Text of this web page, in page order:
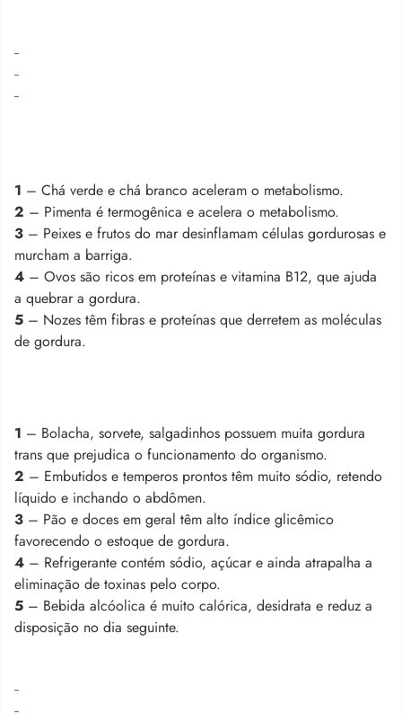
1 – Chá verde e chá branco aceleram o metabolismo.
2 – Pimenta é termogênica e acelera o metabolismo.
3 – Peixes e frutos do mar desinflamam células gordurosas e
murcham a barriga.
4 – Ovos são ricos em proteínas e vitamina B12, que ajuda
a quebrar a gordura.
5 – Nozes têm fibras e proteínas que derretem as moléculas
de gordura.
1 – Bolacha, sorvete, salgadinhos possuem muita gordura
trans que prejudica o funcionamento do organismo.
2 – Embutidos e temperos prontos têm muito sódio, retendo
líquido e inchando o abdômen.
3 – Pão e doces em geral têm alto índice glicêmico
favorecendo o estoque de gordura.
4 – Refrigerante contém sódio, açúcar e ainda atrapalha a
eliminação de toxinas pelo corpo.
5 – Bebida alcóolica é muito calórica, desidrata e reduz a
disposição no dia seguinte.